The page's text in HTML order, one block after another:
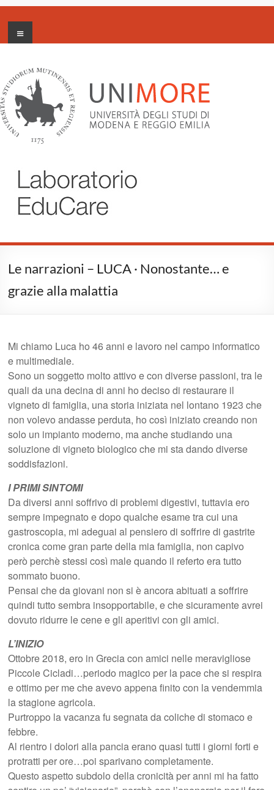
contenuto
Labotorio
Menu
Le narrazioni – LUCA · Nonostante… e
grazie alla malattia
Mi chiamo Luca ho 46 anni e lavoro nel campo informatico
e multimediale.
Sono un soggetto molto attivo e con diverse passioni, tra le
quali da una decina di anni ho deciso di restaurare il
vigneto di famiglia, una storia iniziata nel lontano 1923 che
non volevo andasse perduta, ho così iniziato creando non
solo un impianto moderno, ma anche studiando una
soluzione di vigneto biologico che mi sta dando diverse
soddisfazioni.
I PRIMI SINTOMI
Da diversi anni soffrivo di problemi digestivi, tuttavia ero
sempre impegnato e dopo qualche esame tra cui una
gastroscopia, mi adeguai al pensiero di soffrire di gastrite
cronica come gran parte della mia famiglia, non capivo
però perchè stessi così male quando il referto era tutto
sommato buono.
Pensai che da giovani non si è ancora abituati a soffrire
quindi tutto sembra insopportabile, e che sicuramente avrei
dovuto ridurre le cene e gli aperitivi con gli amici.
L’INIZIO
Ottobre 2018, ero in Grecia con amici nelle meravigliose
Piccole Cicladi…periodo magico per la pace che si respira
e ottimo per me che avevo appena finito con la vendemmia
la stagione agricola.
Purtroppo la vacanza fu segnata da coliche di stomaco e
febbre.
Al rientro i dolori alla pancia erano quasi tutti i giorni forti e
protratti per ore…poi sparivano completamente.
Questo aspetto subdolo della cronicità per anni mi ha fatto